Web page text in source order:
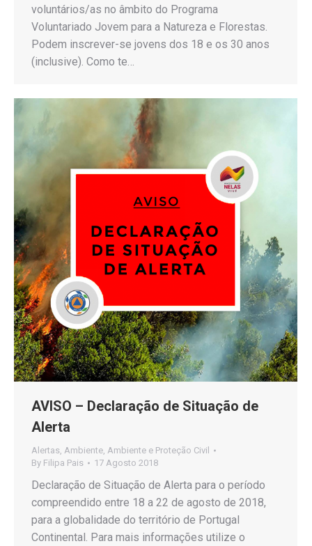
voluntários/as no âmbito do Programa
Voluntariado Jovem para a Natureza e Florestas.
Podem inscrever-se jovens dos 18 e os 30 anos
(inclusive). Como te…
AVISO – Declaração de Situação de
Alerta
Alertas, Ambiente, Ambiente e Proteção Civil
By Filipa Pais 17 Agosto 2018
Declaração de Situação de Alerta para o período
compreendido entre 18 a 22 de agosto de 2018,
para a globalidade do território de Portugal
Continental. Para mais informações utilize o